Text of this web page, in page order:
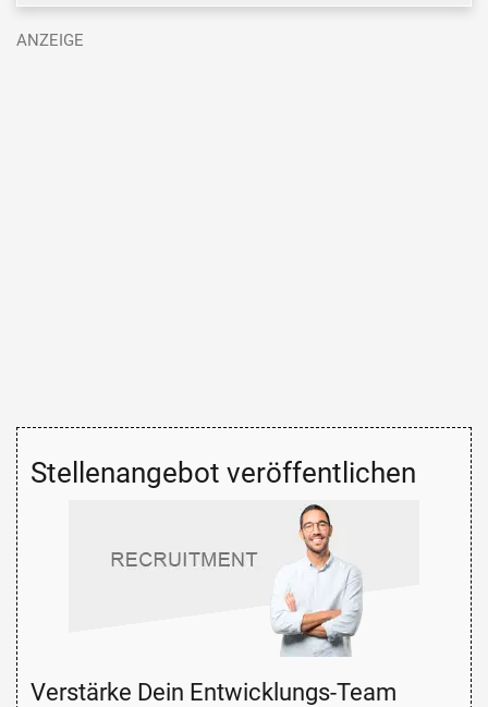
Stellenangebot veröffentlichen
Verstärke Dein Entwicklungs-Team